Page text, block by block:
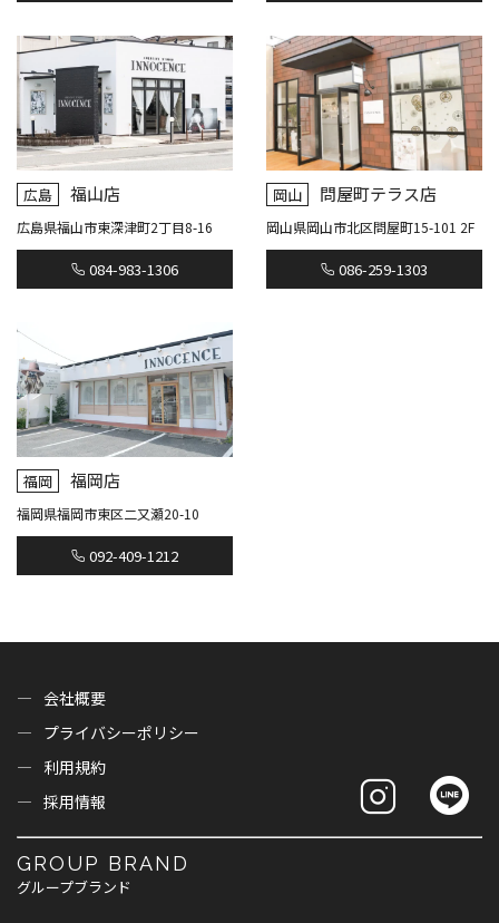
広島 福山店
広島県福山市東深津町2丁目8-16
084-983-1306
岡山 問屋町テラス店
岡山県岡山市北区問屋町15-101 2F
086-259-1303
福岡 福岡店
福岡県福岡市東区二又瀬20-10
092-409-1212
会社概要
プライバシーポリシー
利用規約
採用情報
GROUP BRAND
グループブランド